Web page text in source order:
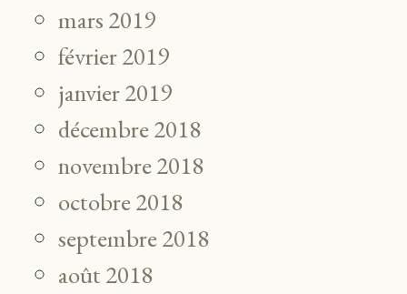
mars 2019
février 2019
janvier 2019
décembre 2018
novembre 2018
octobre 2018
septembre 2018
août 2018